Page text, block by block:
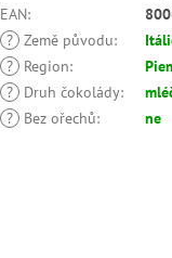
EAN:
? Země původu:
?
Region:
?
Druh čokolády:
?
Bez ořechů: ne